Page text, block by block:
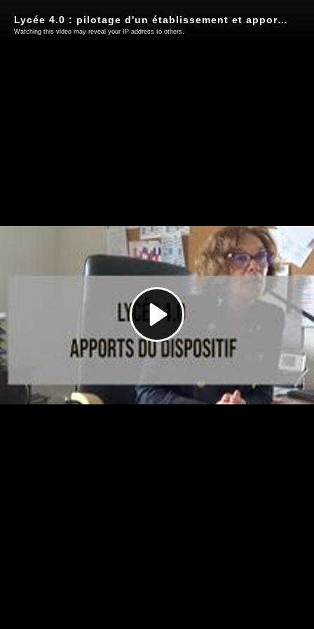
Play
Video
Lycée 4.0 : pilotage d'un établissement et apports du dispositif dans un contexte inédit
Watching this video may reveal your IP address to others.